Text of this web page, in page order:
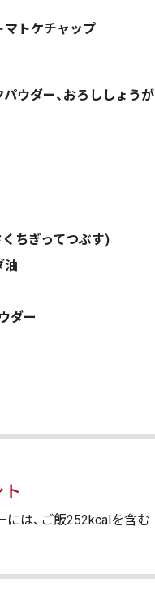
マトケチャップ
パウダー、おろししょうが
ちぎってつぶす)
油
ダー
には、ご飯252kcalを含む